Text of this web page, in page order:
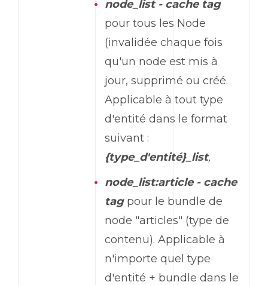
node_list - cache tag
pour tous les Node
(invalidée chaque fois
qu'un node est mis à
jour, supprimé ou créé.
Applicable à tout type
d'entité dans le format
suivant :
{type_d'entité}_list,
node_list:article - cache
tagpour le bundle de
node "articles" (type de
contenu). Applicable à
n'importe quel type
d'entité + bundle dans le